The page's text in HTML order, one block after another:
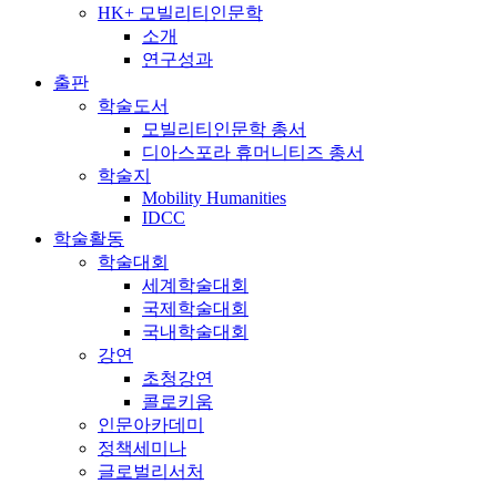
HK+ 모빌리티인문학
소개
연구성과
출판
학술도서
모빌리티인문학 총서
디아스포라 휴머니티즈 총서
학술지
Mobility Humanities
IDCC
학술활동
학술대회
세계학술대회
국제학술대회
국내학술대회
강연
초청강연
콜로키움
인문아카데미
정책세미나
글로벌리서처